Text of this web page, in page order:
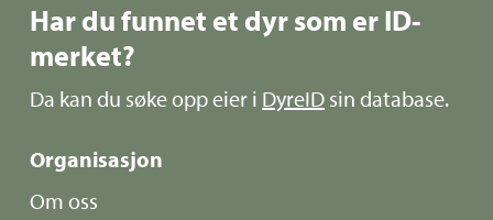
Har du funnet et dyr som er ID-
merket?
Da kan du søke opp eier i DyreID sin database.
Organisasjon
Om oss